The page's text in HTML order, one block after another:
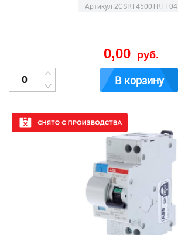
Артикул 2CSR145001R1104
0,00 руб.
В корзину